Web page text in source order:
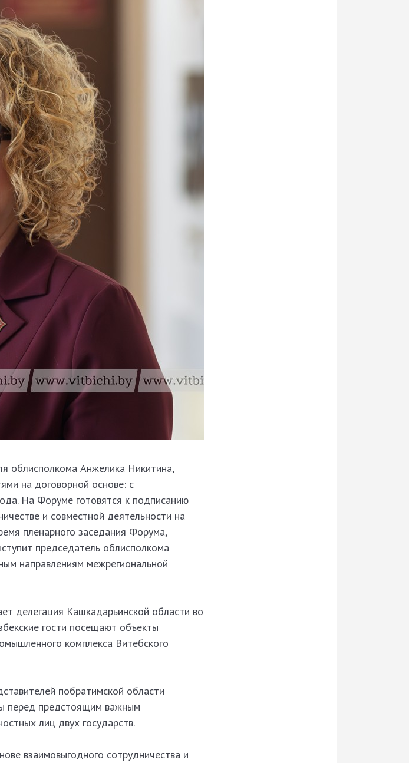
облисполкома Анжелика Никитина,
на договорной основе: с
На Форуме готовятся к подписанию
и совместной деятельности на
пленарного заседания Форума,
председатель облисполкома
направлениям межрегиональной
делегация Кашкадарьинской области во
гости посещают объекты
комплекса Витебского
побратимской области
перед предстоящим важным
лиц двух государств.
взаимовыгодного сотрудничества и